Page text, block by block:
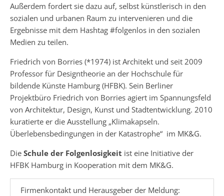
Außerdem fordert sie dazu auf, selbst künstlerisch in den
sozialen und urbanen Raum zu intervenieren und die
Ergebnisse mit dem Hashtag #folgenlos in den sozialen
Medien zu teilen.
Friedrich von Borries (*1974) ist Architekt und seit 2009
Professor für Designtheorie an der Hochschule für
bildende Künste Hamburg (HFBK). Sein Berliner
Projektbüro Friedrich von Borries agiert im Spannungsfeld
von Architektur, Design, Kunst und Stadtentwicklung. 2010
kuratierte er die Ausstellung „Klimakapseln.
Überlebensbedingungen in der Katastrophe“ im MK&G.
Die Schule der Folgenlosigkeit ist eine Initiative der
HFBK Hamburg in Kooperation mit dem MK&G.
Firmenkontakt und Herausgeber der Meldung: